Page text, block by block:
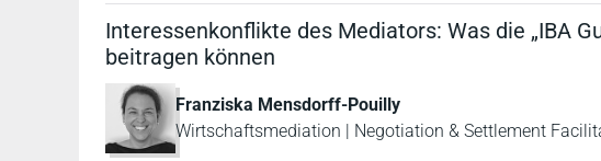
Interessenkonflikte des Mediators: Was die „IBA
beitragen können
Franziska Mensdorff-Pouilly
Wirtschaftsmediation | Negotiation & Settlement